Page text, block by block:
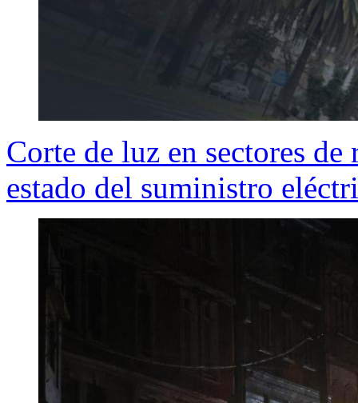
Corte de luz en sectores
estado del suministro